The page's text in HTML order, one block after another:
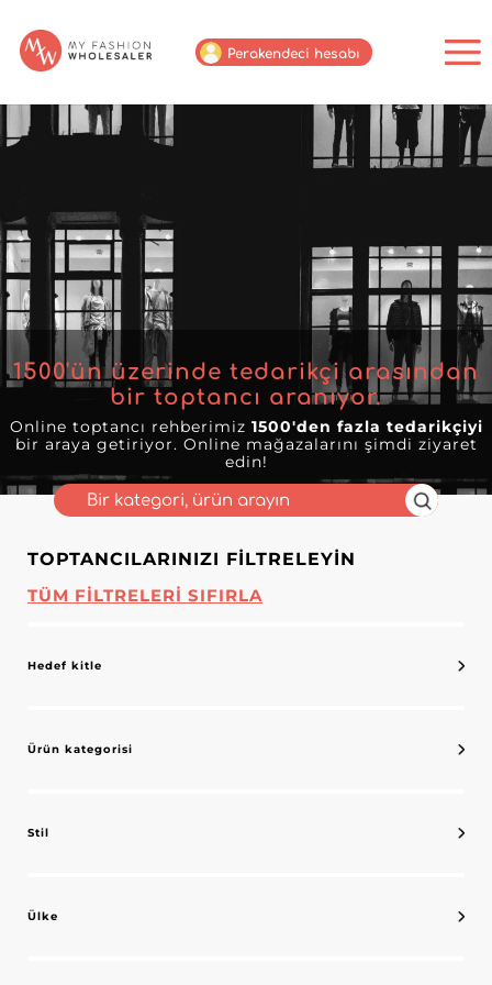
Perakendeci hesabı
1500'ün üzerinde tedarikçi arasından
bir toptancı aranıyor.
Online toptancı rehberimiz 1500'den fazla tedarikçiyi
bir araya getiriyor. Online mağazalarını şimdi ziyaret
edin!
TOPTANCILARINIZI FILTRELEYIN
TÜM FILTRELERI SIFIRLA
Hedef kitle
Ürün kategorisi
Stil
Ülke